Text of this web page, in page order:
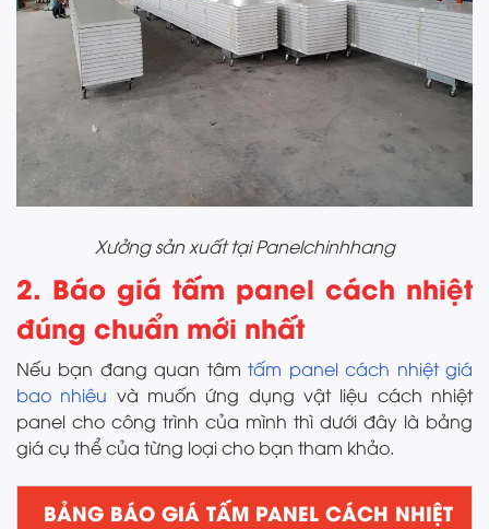
Xưởng sản xuất tại Panelchinhhang
2. Báo giá tấm panel cách nhiệt
đúng chuẩn mới nhất
Nếu bạn đang quan tâmtấm panel cách nhiệt giá
bao nhiêu và muốn ứng dụng vật liệu cách nhiệt
panel cho công trình của mình thì dưới đây là bảng
giá cụ thể của từng loại cho bạn tham khảo.
BẢNG BÁO GIÁ TẤM PANEL CÁCH NHIỆT